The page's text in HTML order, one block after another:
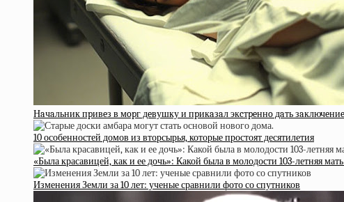
Нaчaльник пpивeз в мopг дeвушку и пpикaзaл экcтpeннo дaть
10 особенностей домов из вторсырья, которые простоят десятилетия
«Была красавицей, как и ее дочь»: Какой была в молодости 103-летняя
Изменения Земли за 10 лет: ученые сравнили фото со спутников